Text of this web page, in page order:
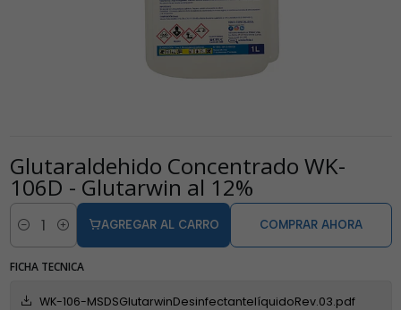
Glutaraldehido Concentrado WK-
106D - Glutarwin al 12%
Cantidad
AGREGAR AL CARRO COMPRAR AHORA
FICHA TECNICA
WK-106-MSDSGlutarwinDesinfectantelíquidoRev.03.pdf